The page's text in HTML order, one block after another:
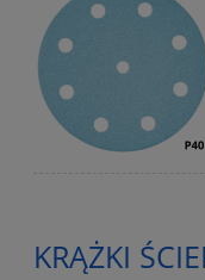
KRĄŻKI